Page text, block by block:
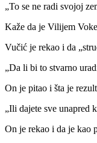
„To se ne radi svojoj
Kaže da je Vilijem
Vučić je rekao i da
„Da li bi to stvarno
On je pitao i šta je
„Ili dajete sve unapred
On je rekao i da je kao